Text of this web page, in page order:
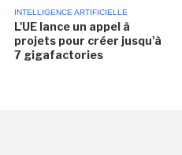
INTELLIGENCE ARTIFICIELLE
L'UE lance un appel à
projets pour créer jusqu'à
7 gigafactories